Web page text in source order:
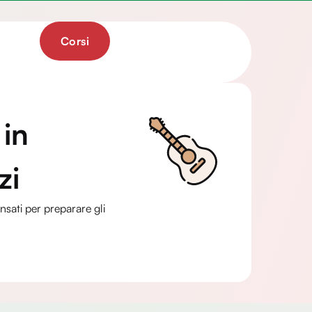
Corsi
per preparare gli